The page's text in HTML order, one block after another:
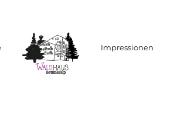
Impressionen